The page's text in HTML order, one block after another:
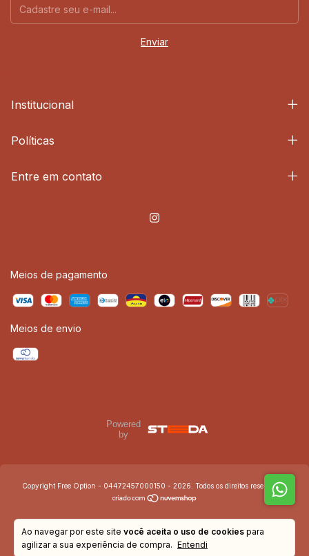
Ao navegar por este site você aceita o uso de cookies para
agilizar a sua experiência de compra. Entendi
Institucional
Políticas
Entre em contato
Meios de pagamento
Meios de envio
Powered
by
Copyright Free Option - 04472457000150 - 2026. Todos os direitos reservados.